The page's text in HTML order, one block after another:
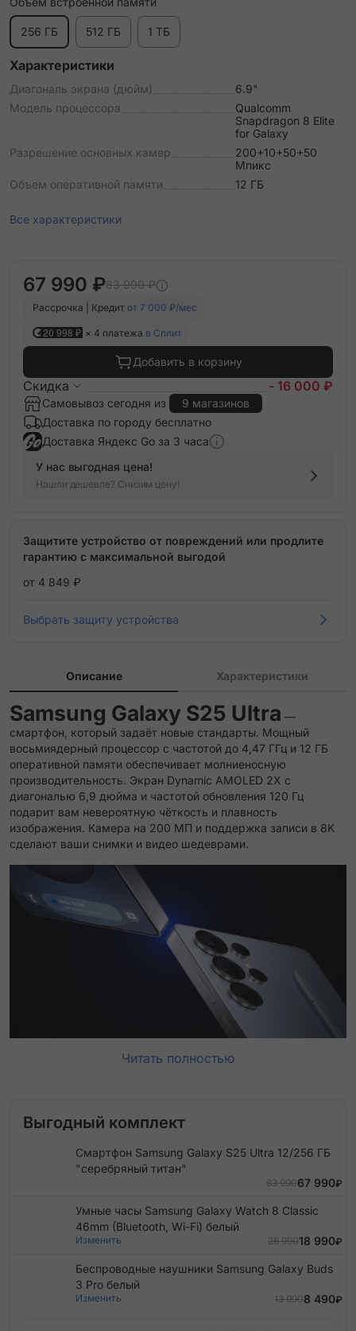
256 ГБ 512 ГБ 1 ТБ
Характеристики
Диагональ экрана (дюйм)
6.9"
Модель процессора
Qualcomm
Snapdragon 8 Elite
for Galaxy
Разрешение основных камер
200+10+50+50
Мпикс
Объем оперативной памяти
12 ГБ
Все характеристики
67 990 ₽83 990 ₽
Рассрочка | Кредит от 7 000 ₽/мес
20 998 ₽ × 4 платежа в Сплит
Добавить в корзину
Скидка - 16 000 ₽
Самовывоз сегодня из
9 магазинов
Доставка по городу бесплатно
Доставка Яндекс Go за 3 часа
У нас выгодная цена!
Нашли дешевле? Снизим цену!
Защитите устройство от повреждений или продлите
гарантию с максимальной выгодой
от 4 849 ₽
Выбрать защиту устройства
Описание Характеристики
Samsung Galaxy S25 Ultra —
смартфон, который задаёт новые стандарты. Мощный
восьмиядерный процессор с частотой до 4,47 ГГц и 12 ГБ
оперативной памяти обеспечивает молниеносную
производительность. Экран Dynamic AMOLED 2X с
диагональю 6,9 дюйма и частотой обновления 120 Гц
подарит вам невероятную чёткость и плавность
изображения. Камера на 200 МП и поддержка записи в 8K
сделают ваши снимки и видео шедеврами.
Читать полностью
Выгодный комплект
Смартфон Samsung Galaxy S25 Ultra 12/256 ГБ
"серебряный титан"
67 990₽
83 990
Умные часы Samsung Galaxy Watch 8 Classic
46mm (Bluetooth, Wi-Fi) белый
Изменить 18 990₽
26 990
Беспроводные наушники Samsung Galaxy Buds
3 Pro белый
Изменить 8 490₽
13 990